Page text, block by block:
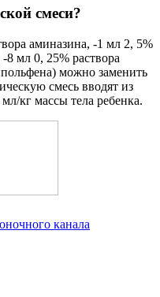
смеси?
аминазина, -1 мл 2, 5%
8 мл 0, 25% раствора
можно заменить
смесь вводят из
кг массы тела ребенка.
канала